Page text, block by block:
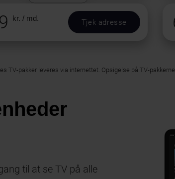
kr. / md. Tjek adresse
TV-pakker leveres via internettet. Opsigelse på TV-
til at se TV på alle